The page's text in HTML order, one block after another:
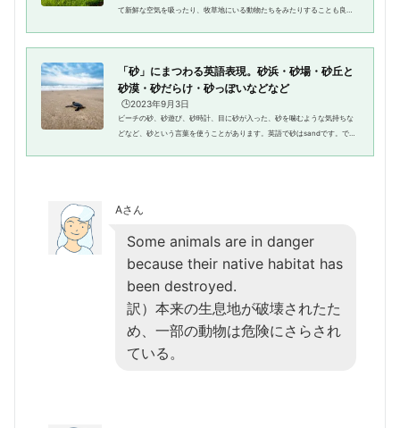
て新鮮な空気を吸ったり、牧草地にいる動物たちをみたりすることも良い
「砂」にまつわる英語表現。砂浜・砂場・砂丘と
砂漠・砂だらけ・砂っぽいなどなど
🕒️2023年9月3日
ビーチの砂、砂遊び、砂時計、目に砂が入った、砂を噛むような気持ちな
どなど、砂という言葉を使うことがあります。英語で砂はsandです。で
Aさん
Some animals are in danger
because their native habitat has
been destroyed.
訳）本来の生息地が破壊されたた
め、一部の動物は危険にさらされ
ている。